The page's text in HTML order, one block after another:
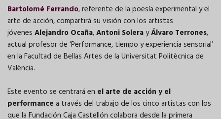
Bartolomé Ferrando, referente de la poesía experimental y el
arte de acción, compartirá su visión con los artistas
jóvenes Alejandro Ocaña,Antoni SolerayÁlvaro Terrones,
actual profesor de ‘Performance, tiempo y experiencia sensorial’
en la Facultad de Bellas Artes de la Universitat Politècnica de
València.
Este evento se centrará en el arte de acción y el
performance a través del trabajo de los cinco artistas con los
que la Fundación Caja Castellón colabora desde la primera